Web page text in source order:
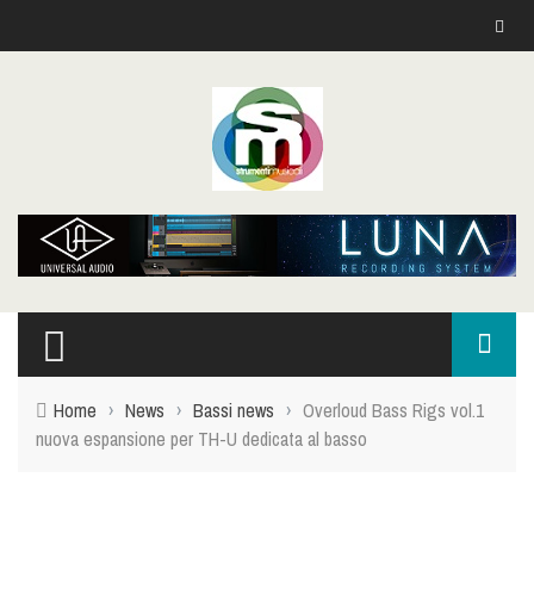
Home › News › Bassi news › Overloud Bass Rigs vol.1
nuova espansione per TH-U dedicata al basso